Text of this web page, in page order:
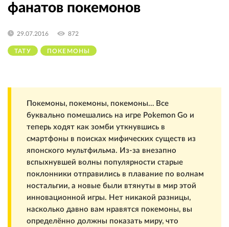
фанатов покемонов
ТАТУ ПОКЕМОНЫ
29.07.2016 872
Покемоны, покемоны, покемоны… Все
буквально помешались на игре Pokemon Go и
теперь ходят как зомби уткнувшись в
смартфоны в поисках мифических существ из
японского мультфильма. Из-за внезапно
вспыхнувшей волны популярности старые
поклонники отправились в плавание по волнам
ностальгии, а новые были втянуты в мир этой
инновационной игры. Нет никакой разницы,
насколько давно вам нравятся покемоны, вы
определённо должны показать миру, что